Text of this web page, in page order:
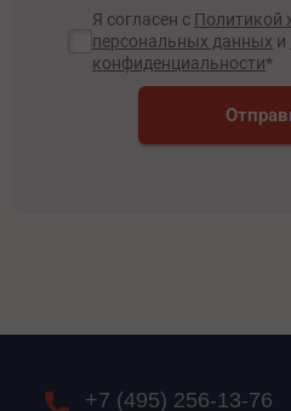
Я согласен с Политикой
персональных данных и
конфиденциальности*
+7 (495) 256-13-76